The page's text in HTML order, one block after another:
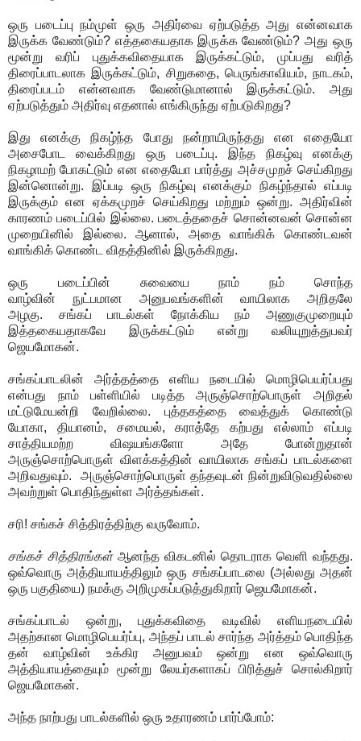
ஒரு படைப்பு நம்முள் ஒரு அதிர்வை ஏற்படுத்த அது என்னவாக
இருக்க வேண்டும்? எத்தகையதாக இருக்க வேண்டும்? அது ஒரு
மூன்று வரிப் புதுக்கவிதையாக இருக்கட்டும், முப்பது வரித்
திரைப்பாடலாக இருக்கட்டும், சிறுகதை, பெருங்காவியம், நாடகம்,
திரைப்படம் என்னவாக வேண்டுமானால் இருக்கட்டும். அது
ஏற்படுத்தும் அதிர்வு எதனால் எங்கிருந்து ஏற்படுகிறது?
இது எனக்கு நிகழ்ந்த போது நன்றாயிருந்தது என எதையோ
அசைபோட வைக்கிறது ஒரு படைப்பு. இந்த நிகழ்வு எனக்கு
நிகழாமற் போகட்டும் என எதையோ பார்த்து அச்சமுறச் செய்கிறது
இன்னொன்று. இப்படி ஒரு நிகழ்வு எனக்கும் நிகழ்ந்தால் எப்படி
இருக்கும் என ஏக்கமுறச் செய்கிறது மற்றும் ஒன்று. அதிர்வின்
காரணம் படைப்பில் இல்லை. படைத்ததைச் சொன்னவன் சொன்ன
முறையினில் இல்லை. ஆனால், அதை வாங்கிக் கொண்டவன்
வாங்கிக் கொண்ட விதத்தினில் இருக்கிறது.
ஒரு படைப்பின் சுவையை நாம் நம் சொந்த
வாழ்வின் நுட்பமான
அனுபவங்களின் வாயிலாக அறிதலே
அழகு. சங்கப் பாடல்கள் நோக்கிய நம் அணுகுமுறையும்
இத்தகையதாகவே இருக்கட்டும் என்று வலியுறுத்துபவர்
ஜெயமோகன்.
சங்கப்பாடலின் அர்த்தத்தை எளிய நடையில் மொழிபெயர்ப்பது
என்பது நாம் பள்ளியில் படித்த அருஞ்சொற்பொருள் அறிதல்
மட்டுமேயன்றி வேறில்லை. புத்தகத்தை வைத்துக் கொண்டு
யோகா, தியானம், சமையல், கராத்தே கற்பது எல்லாம் எப்படி
சாத்தியமற்ற விஷயங்களோ அதே போன்றுதான்
அருஞ்சொற்பொருள் விளக்கத்தின் வாயிலாக சங்கப் பாடல்களை
அறிவதுவும்.
அருஞ்சொற்பொருள் தந்தவுடன் நின்றுவிடுவதில்லை
அவற்றுள் பொதிந்துள்ள அர்த்தங்கள்.
சரி! சங்கச் சித்திரத்திற்கு வருவோம்.
சங்கச் சித்திரங்கள்ஆனந்த விகடனில் தொடராக வெளி வந்தது.
ஒவ்வொரு அத்தியாயத்திலும் ஒரு சங்கப்பாடலை (அல்லது அதன்
ஒரு பகுதியை) நமக்கு அறிமுகப்படுத்துகிறார் ஜெயமோகன்.
சங்கப்பாடல் ஒன்று, புதுக்கவிதை வடிவில் எளியநடையில்
அதற்கான மொழிபெயர்ப்பு, அந்தப் பாடல் சார்ந்த அர்த்தம் பொதிந்த
தன் வாழ்வின் உக்கிர அனுபவம் ஒன்று என ஒவ்வொரு
அத்தியாயத்தையும் மூன்று லேயர்களாகப் பிரித்துச் சொல்கிறார்
ஜெயமோகன்.
அந்த நாற்பது பாடல்களில் ஒரு உதாரணம் பார்ப்போம்: